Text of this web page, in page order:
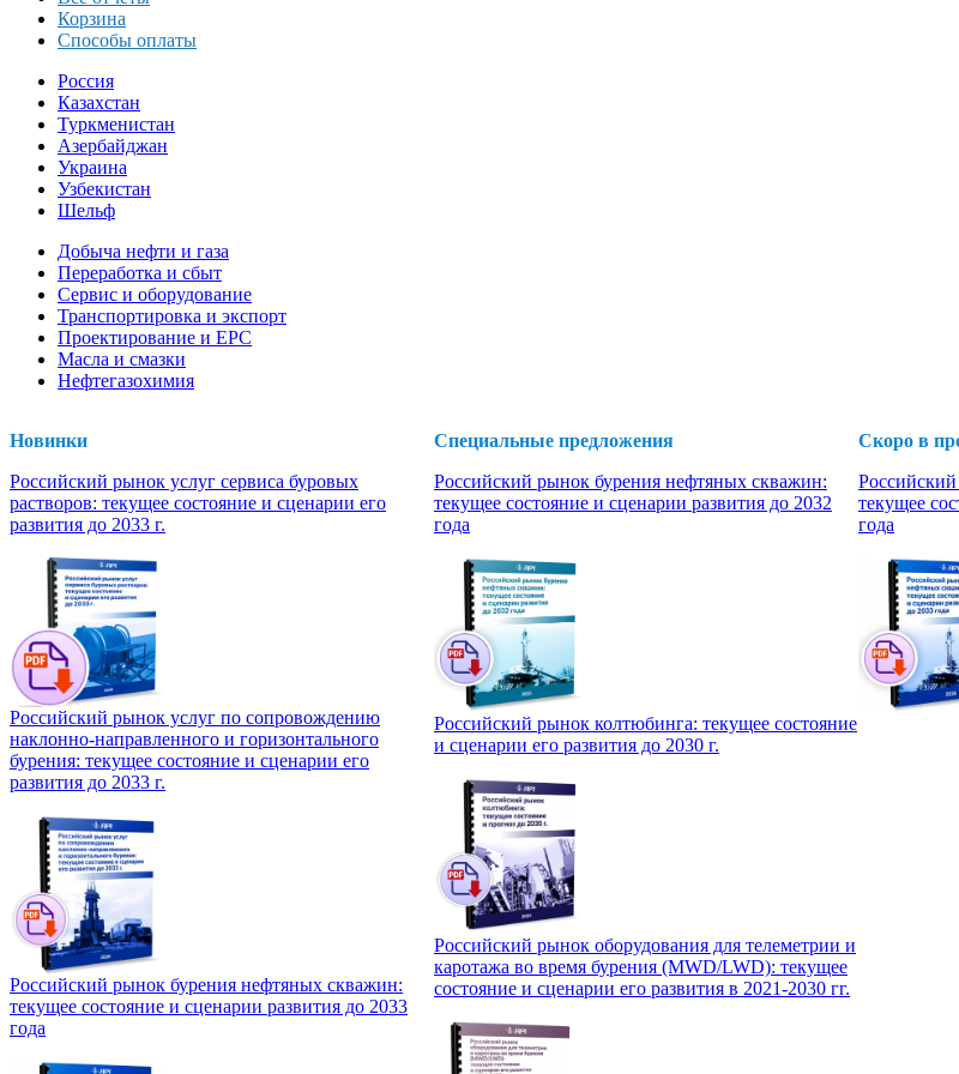
Корзина
Способы оплаты
Россия
Казахстан
Туркменистан
Азербайджан
Украина
Узбекистан
Шельф
Добыча нефти и газа
Переработка и сбыт
Сервис и оборудование
Транспортировка и экспорт
Проектирование и EPC
Масла и смазки
Нефтегазохимия
Новинки
Российский рынок услуг сервиса буровых
растворов: текущее состояние и сценарии его
развития до 2033 г.
Российский рынок услуг по сопровождению
наклонно-направленного и горизонтального
бурения: текущее состояние и сценарии его
развития до 2033 г.
Российский рынок бурения нефтяных скважин:
текущее состояние и сценарии развития до 2033
года
Специальные предложения
Российский рынок бурения нефтяных скважин:
текущее состояние и сценарии развития до 2032
года
Российский рынок колтюбинга: текущее состояние
и сценарии его развития до 2030 г.
Российский рынок оборудования для телеметрии и
каротажа во время бурения (MWD/LWD): текущее
состояние и сценарии его развития в 2021-2030 гг.
Скоро в
текущее
года